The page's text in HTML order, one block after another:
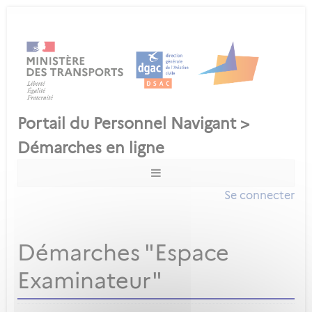
Se connecter
Démarches "Espace
Examinateur"